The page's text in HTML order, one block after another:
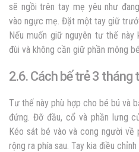
sẽ ngồi trên tay mẹ yêu như
vào ngực mẹ. Đặt một tay giữ
Nếu muốn giữ nguyên tư thế
đùi và không cần giữ phần mông bé.
2.6. Cách bế trẻ 3 tháng
Tư thế này phù hợp cho bé bú và
đứng. Đỡ đầu, cổ và phần lưng
Kéo sát bé vào và cong người về
rộng ra phía sau. Tay kia điều